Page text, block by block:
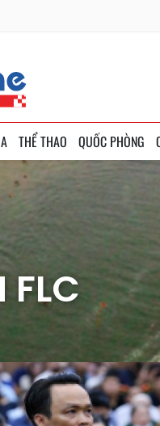
THỂ THAO QUỐC PHÒNG
FLC